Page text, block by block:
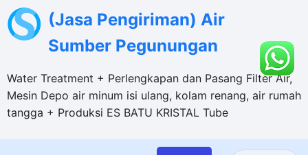
(Jasa Pengiriman) Air
Sumber Pegunungan
Water Treatment + Perlengkapan dan Pasang Filter Air,
Mesin Depo air minum isi ulang, kolam renang, air rumah
tangga + Produksi ES BATU KRISTAL Tube